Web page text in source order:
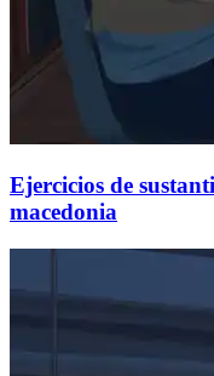
Ejercicios de
macedonia